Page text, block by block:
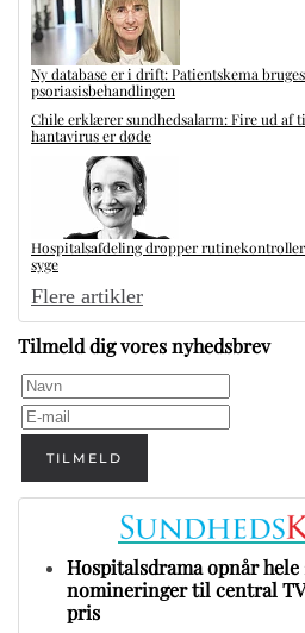
Ny database er i drift: Patientskema
psoriasisbehandlingen
Chile erklærer sundhedsalarm: Fire ud af
hantavirus er døde
Hospitalsafdeling dropper
syge
Flere artikler
Tilmeld dig vores nyhedsbrev
TILMELD
Hospitalsdrama opnår hele
nomineringer til central
pris